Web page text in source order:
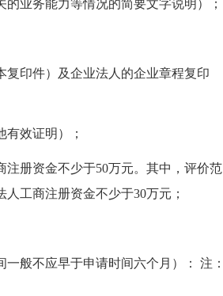
业务能力等情况的简要文字说明）；
印件）及企业法人的企业章程复印
效证明）；
册资金不少于50万元。其中，评价范
工商注册资金不少于30万元；
般不应早于申请时间六个月）： 注：